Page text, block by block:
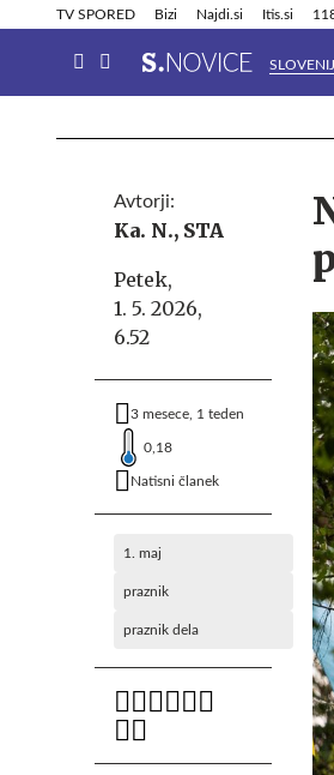
TV SPORED Bizi Najdi.si Itis.si
Info in obvestila
Avtorji:
Ka. N., STA
Petek,
1. 5. 2026,
6.52
3 mesece, 1 teden
0,18
Natisni članek
1. maj
praznik
praznik dela